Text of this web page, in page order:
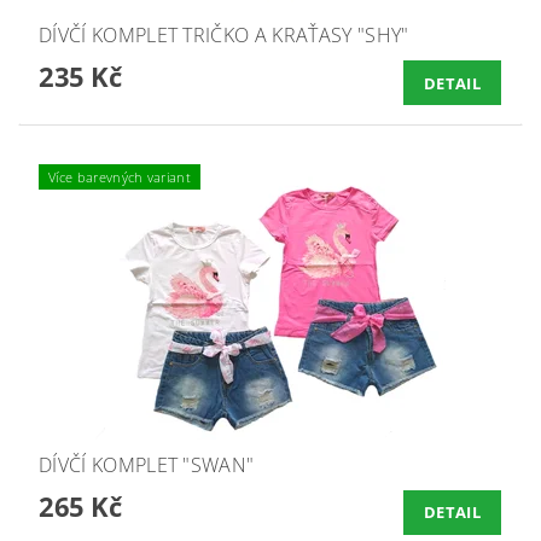
DÍVČÍ KOMPLET TRIČKO A KRAŤASY "SHY"
235 Kč DETAIL
Více barevných variant
DÍVČÍ KOMPLET "SWAN"
265 Kč DETAIL